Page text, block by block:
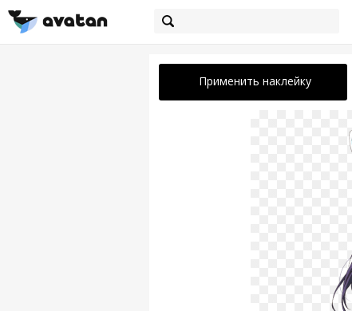
Применить наклейку